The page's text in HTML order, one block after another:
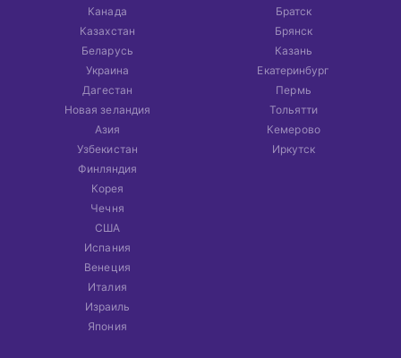
Канада
Казахстан
Беларусь
Украина
Дагестан
Новая зеландия
Азия
Узбекистан
Финляндия
Корея
Чечня
США
Испания
Венеция
Италия
Израиль
Япония
Братск
Брянск
Казань
Екатеринбург
Пермь
Тольятти
Кемерово
Иркутск